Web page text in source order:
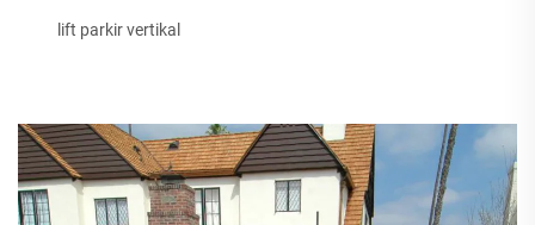
lift parkir vertikal